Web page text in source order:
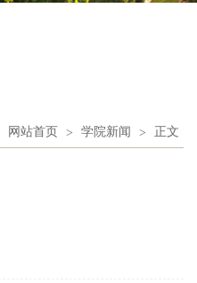
网站首页 > 学院新闻 > 正文